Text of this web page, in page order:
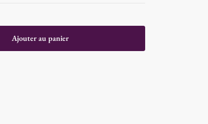
Ajouter au panier